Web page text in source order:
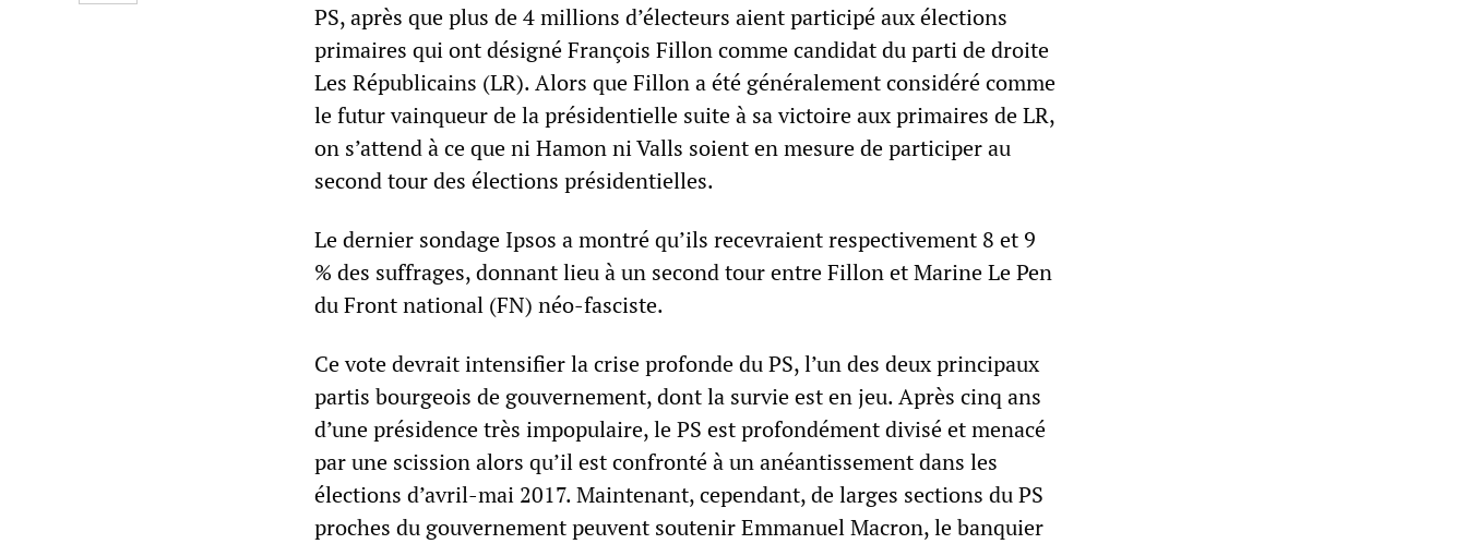
PS, après que plus de 4 millions d’électeurs aient participé aux élections
primaires qui ont désigné François Fillon comme candidat du parti de droite
Les Républicains (LR). Alors que Fillon a été généralement considéré comme
le futur vainqueur de la présidentielle suite à sa victoire aux primaires de LR,
on s’attend à ce que ni Hamon ni Valls soient en mesure de participer au
second tour des élections présidentielles.
Le dernier sondage Ipsos a montré qu’ils recevraient respectivement 8 et 9
% des suffrages, donnant lieu à un second tour entre Fillon et Marine Le Pen
du Front national (FN) néo-fasciste.
Ce vote devrait intensifier la crise profonde du PS, l’un des deux principaux
partis bourgeois de gouvernement, dont la survie est en jeu. Après cinq ans
d’une présidence très impopulaire, le PS est profondément divisé et menacé
par une scission alors qu’il est confronté à un anéantissement dans les
élections d’avril-mai 2017. Maintenant, cependant, de larges sections du PS
proches du gouvernement peuvent soutenir Emmanuel Macron, le banquier